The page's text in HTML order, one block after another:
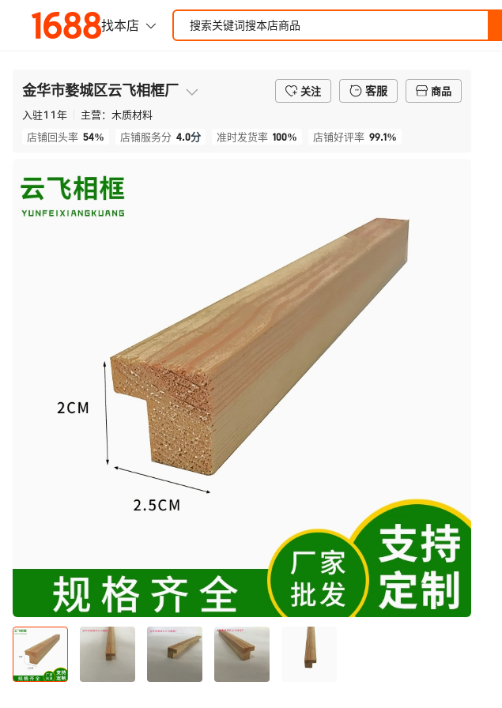
金华市婺城区云飞相框厂 关注 客服
商品
入驻11年 主营： 木质材料
店铺回头率 54% 店铺服务分 4.0分 准时发货率 100% 店铺好评率 99.1%